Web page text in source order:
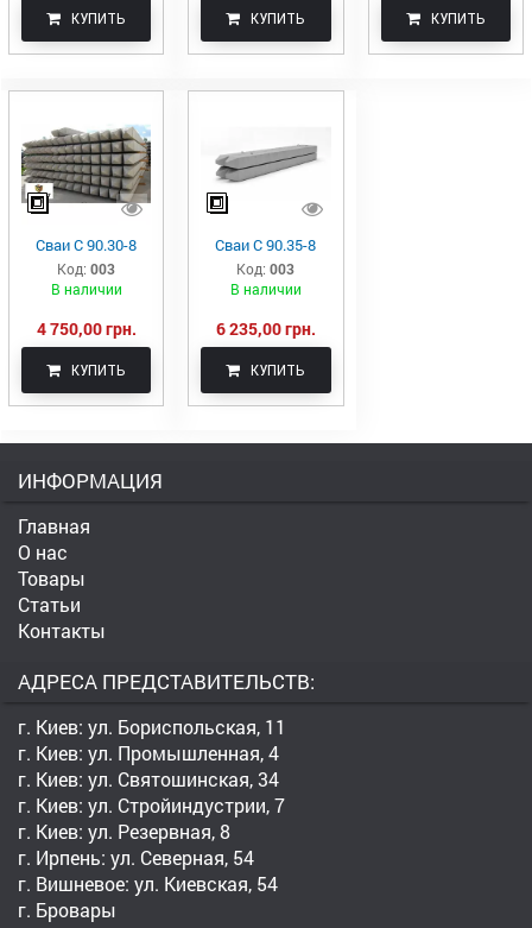
КУПИТЬ КУПИТЬ КУПИТЬ
Сваи С 90.30-8
Код: 003
В наличии
4 750,00 грн.
КУПИТЬ
Сваи С 90.35-8
Код: 003
В наличии
6 235,00 грн.
КУПИТЬ
ИНФОРМАЦИЯ
Главная
О нас
Товары
Статьи
Контакты
АДРЕСА ПРЕДСТАВИТЕЛЬСТВ:
г. Киев: ул. Бориспольская, 11
г. Киев: ул. Промышленная, 4
г. Киев: ул. Святошинская, 34
г. Киев: ул. Стройиндустрии, 7
г. Киев: ул. Резервная, 8
г. Ирпень: ул. Северная, 54
г. Вишневое: ул. Киевская, 54
г. Бровары